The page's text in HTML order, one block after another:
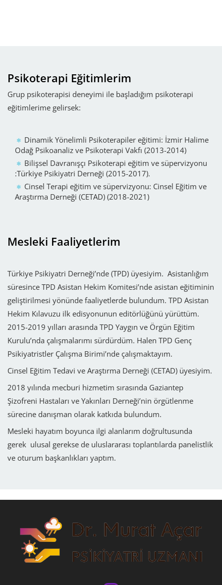
Psikoterapi Eğitimlerim
Grup psikoterapisi deneyimi ile başladığım psikoterapi
eğitimlerime gelirsek:
Dinamik Yönelimli Psikoterapiler eğitimi: İzmir Halime
Odağ Psikoanaliz ve Psikoterapi Vakfı (2013-2014)
Bilişsel Davranışçı Psikoterapi eğitim ve süpervizyonu
:Türkiye Psikiyatri Derneği (2015-2017).
Cinsel Terapi eğitim ve süpervizyonu: Cinsel Eğitim ve
Araştırma Derneği (CETAD) (2018-2021)
Mesleki Faaliyetlerim
Türkiye Psikiyatri Derneği’nde (TPD) üyesiyim. Asistanlığım
süresince TPD Asistan Hekim Komitesi’nde asistan eğitiminin
geliştirilmesi yönünde faaliyetlerde bulundum. TPD Asistan
Hekim Kılavuzu ilk edisyonunun editörlüğünü yürüttüm.
2015-2019 yılları arasında TPD Yaygın ve Örgün Eğitim
Kurulu’nda çalışmalarımı sürdürdüm. Halen TPD Genç
Psikiyatristler Çalışma Birimi’nde çalışmaktayım.
Cinsel Eğitim Tedavi ve Araştırma Derneği (CETAD) üyesiyim.
2018 yılında mecburi hizmetim sırasında Gaziantep
Şizofreni Hastaları ve Yakınları Derneği’nin örgütlenme
sürecine danışman olarak katkıda bulundum.
Mesleki hayatım boyunca ilgi alanlarım doğrultusunda
gerek ulusal gerekse de uluslararası toplantılarda panelistlik
ve oturum başkanlıkları yaptım.